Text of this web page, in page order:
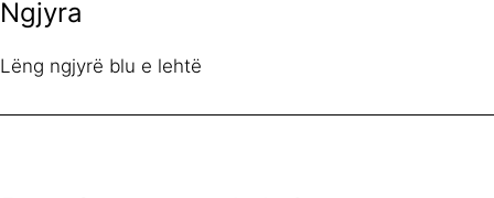
Ngjyra
Lëng ngjyrë blu e lehtë